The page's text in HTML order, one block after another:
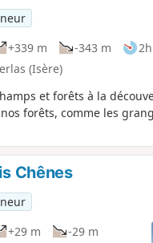
+339 m -343 m
(Isère)
et forêts à la
forêts, comme les
Chênes
+29 m
-29 m